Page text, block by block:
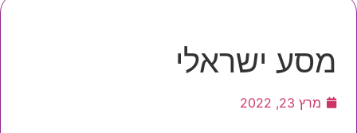
מסע ישראלי
מרץ 23, 2022